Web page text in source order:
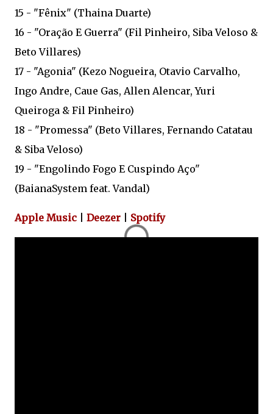
15 - "Fênix" (Thaina Duarte)
16 - "Oração E Guerra" (Fil Pinheiro, Siba Veloso &
Beto Villares)
17 - "Agonia" (Kezo Nogueira, Otavio Carvalho,
Ingo Andre, Caue Gas, Allen Alencar, Yuri
Queiroga & Fil Pinheiro)
18 - "Promessa" (Beto Villares, Fernando Catatau
& Siba Veloso)
19 - "Engolindo Fogo E Cuspindo Aço"
(BaianaSystem feat. Vandal)
Apple Music Deezer Spotify